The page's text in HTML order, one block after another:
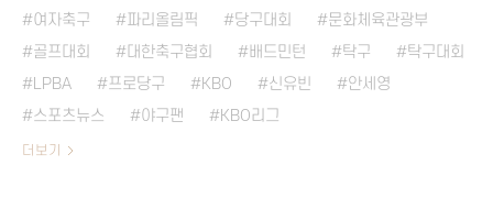
여자축구
파리올림픽 당구대회
문화체육관광부
골프대회
대한축구협회 배드민턴 탁구
탁구대회
LPBA
프로당구 KBO 신유빈
안세영
스포츠뉴스
야구팬 KBO리그
더보기